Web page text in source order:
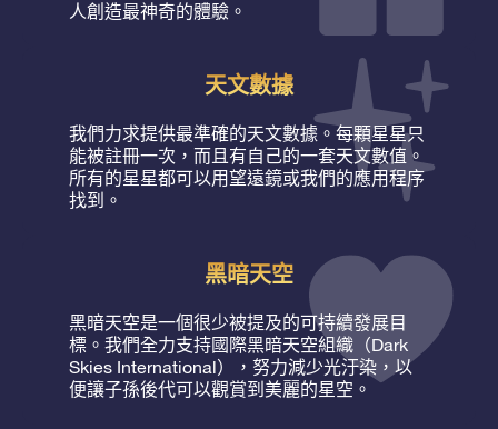
人創造最神奇的體驗。
天文數據
我們力求提供最準確的天文數據。每顆星星只
能被註冊一次，而且有自己的一套天文數值。
所有的星星都可以用望遠鏡或我們的應用程序
找到。
黑暗天空
黑暗天空是一個很少被提及的可持續發展目
標。我們全力支持國際黑暗天空組織（Dark
Skies International），努力減少光汙染，以
便讓子孫後代可以觀賞到美麗的星空。